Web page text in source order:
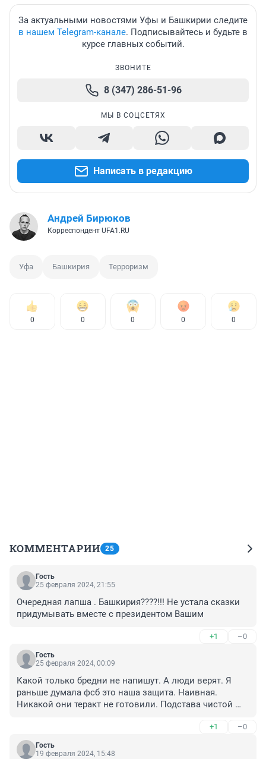
За актуальными новостями Уфы и Башкирии следите
в нашем Telegram-канале. Подписывайтесь и будьте в
курсе главных событий.
ЗВОНИТЕ
8 (347) 286-51-96
МЫ В СОЦСЕТЯХ
Написать в редакцию
Андрей Бирюков
Корреспондент UFA1.RU
Уфа Башкирия Терроризм
0 0 0 0 0
КОММЕНТАРИИ 25
Гость
25 февраля 2024, 21:55
Очередная лапша . Башкирия????!!! Не устала сказки
придумывать вместе с президентом Вашим
+1 –0
Гость
25 февраля 2024, 00:09
Какой только бредни не напишут. А люди верят. Я
раньше думала фсб это наша защита. Наивная.
Никакой они теракт не готовили. Подстава чистой
+1 –0
Гость
19 февраля 2024, 15:48